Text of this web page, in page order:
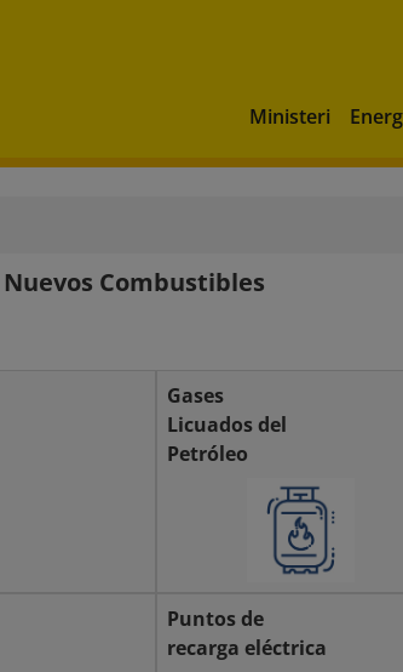
Ministeri
Combustibles
Gases
Licuados del
Petróleo
Puntos de
recarga eléctrica